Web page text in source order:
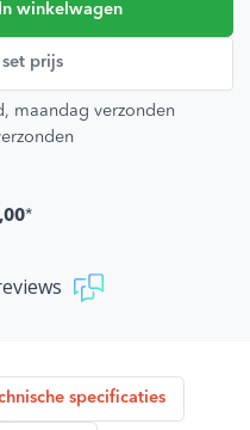
In winkelwagen
prijs
maandag verzonden
*
specificaties